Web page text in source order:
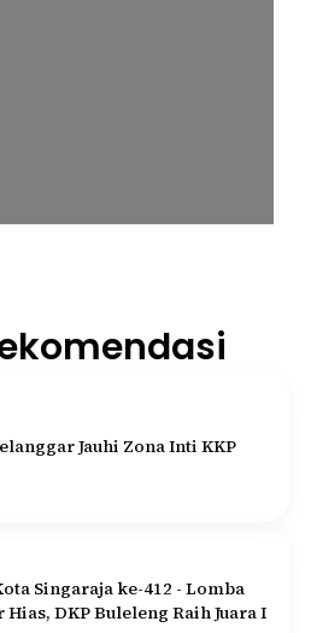
Jauhi Zona Inti KKP
Singaraja ke-412 - Lomba
Hias, DKP Buleleng Raih Juara I